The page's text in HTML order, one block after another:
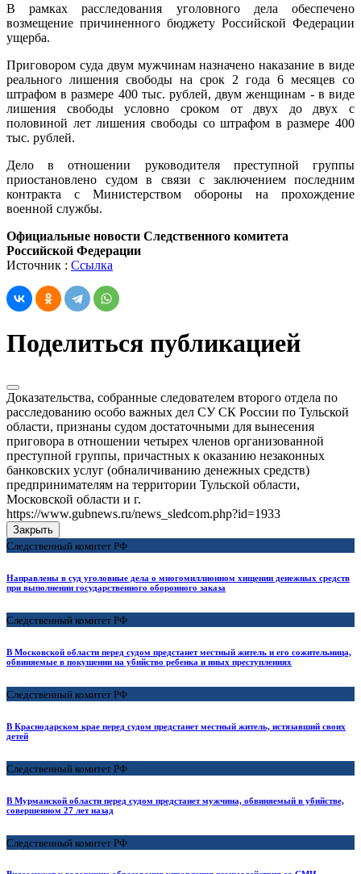
В рамках расследования уголовного дела обеспечено
возмещение причиненного бюджету Российской Федерации
ущерба.
Приговором суда двум мужчинам назначено наказание в виде
реального лишения свободы на срок 2 года 6 месяцев со
штрафом в размере 400 тыс. рублей, двум женщинам - в виде
лишения свободы условно сроком от двух до двух с
половиной лет лишения свободы со штрафом в размере 400
тыс. рублей.
Дело в отношении руководителя преступной группы
приостановлено судом в связи с заключением последним
контракта с Министерством обороны на прохождение
военной службы.
Официальные новости Следственного комитета
Российской Федерации
Источник : Ссылка
Поделиться публикацией
Доказательства, собранные следователем второго отдела по
расследованию особо важных дел СУ СК России по Тульской
области, признаны судом достаточными для вынесения
приговора в отношении четырех членов организованной
преступной группы, причастных к оказанию незаконных
банковских услуг (обналичиванию денежных средств)
предпринимателям на территории Тульской области,
Московской области и г.
https://www.gubnews.ru/news_sledcom.php?id=1933
Закрыть
Следственный комитет РФ
Направлены в суд уголовные дела о многомиллионном хищении денежных средств
при выполнении государственного оборонного заказа
Следственный комитет РФ
В Московской области перед судом предстанет местный житель и его сожительница,
обвиняемые в покушении на убийство ребенка и иных преступлениях
Следственный комитет РФ
В Краснодарском крае перед судом предстанет местный житель, истязавший своих
детей
Следственный комитет РФ
В Мурманской области перед судом предстанет мужчина, обвиняемый в убийстве,
совершенном 27 лет назад
Следственный комитет РФ